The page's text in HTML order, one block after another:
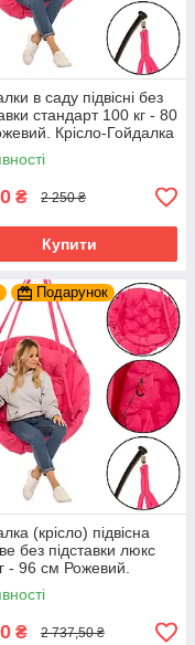
в саду підвісні без
стандарт 100 кг - 80
Крісло-Гойдалка
₴ 2 250 ₴
Купити
Подарунок
(крісло) підвісна
без підставки люкс
- 96 см Рожевий.
₴ 2 737,50 ₴